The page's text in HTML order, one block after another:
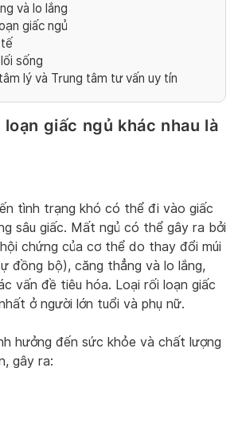
và lo lắng
giấc ngủ
sống
lý và Trung tâm tư vấn uy tín
loạn giấc ngủ khác nhau là
tình trạng khó có thể đi vào giấc
sâu giấc. Mất ngủ có thể gây ra bởi
chứng của cơ thể do thay đổi múi
đồng bộ), căng thẳng và lo lắng,
vấn đề tiêu hóa. Loại rối loạn giấc
ở người lớn tuổi và phụ nữ.
hưởng đến sức khỏe và chất lượng
gây ra: